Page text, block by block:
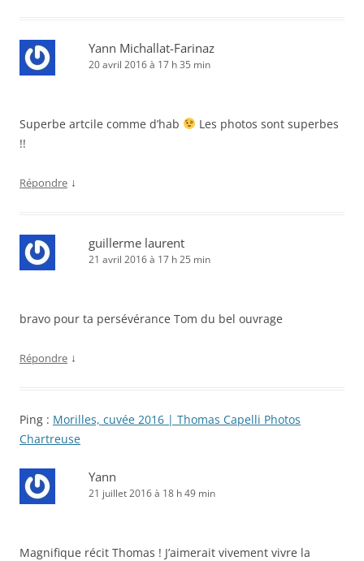
Yann Michallat-Farinaz
20 avril 2016 à 17 h 35 min
Superbe artcile comme d’hab
Les photos sont superbes
!!
Répondre ↓
guillerme laurent
21 avril 2016 à 17 h 25 min
bravo pour ta persévérance Tom du bel ouvrage
Répondre ↓
Ping : Morilles, cuvée 2016 | Thomas Capelli Photos
Chartreuse
Yann
21 juillet 2016 à 18 h 49 min
Magnifique récit Thomas ! J’aimerait vivement vivre la